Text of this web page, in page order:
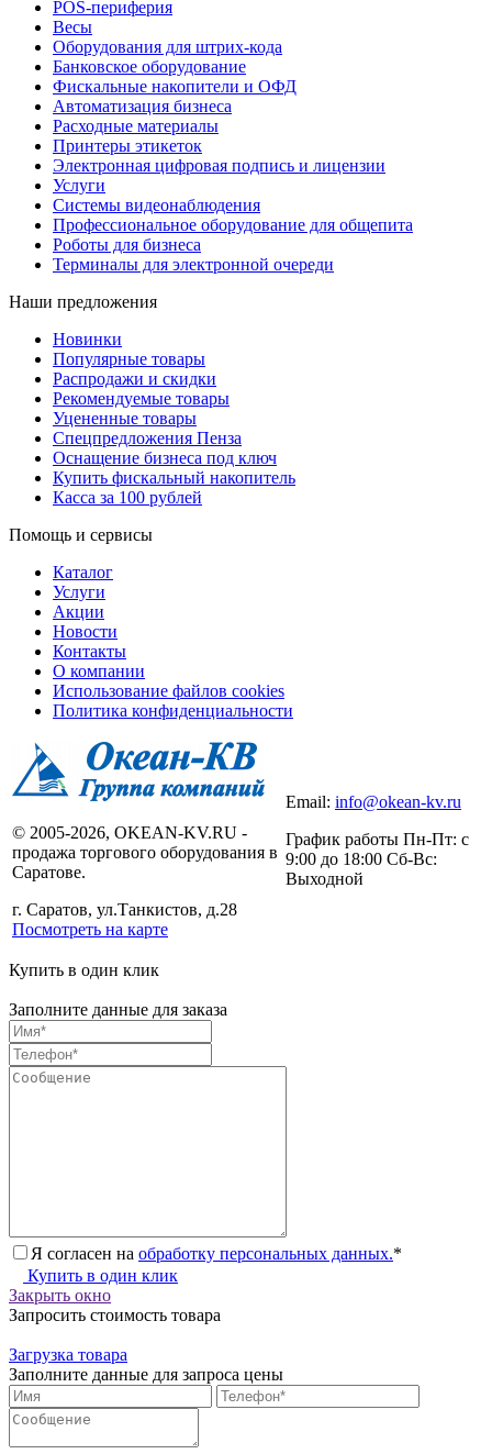
POS-периферия
Весы
Оборудования для штрих-кода
Банковское оборудование
Фискальные накопители и ОФД
Автоматизация бизнеса
Расходные материалы
Принтеры этикеток
Электронная цифровая подпись и лицензии
Услуги
Системы видеонаблюдения
Профессиональное оборудование для общепита
Роботы для бизнеса
Терминалы для электронной очереди
Наши предложения
Новинки
Популярные товары
Распродажи и скидки
Рекомендуемые товары
Уцененные товары
Спецпредложения Пенза
Оснащение бизнеса под ключ
Купить фискальный накопитель
Касса за 100 рублей
Помощь и сервисы
Каталог
Услуги
Акции
Новости
Контакты
О компании
Использование файлов cookies
Политика конфиденциальности
© 2005-2026, OKEAN-KV.RU -
продажа торгового оборудования в
Саратове.
г. Саратов, ул.Танкистов, д.28
Посмотреть на карте
Email: info@okean-kv.ru
График работы Пн-Пт: с
9:00 до 18:00 Сб-Вс:
Выходной
Купить в один клик
Заполните данные для заказа
Я согласен на обработку персональных данных.*
Купить в один клик
Закрыть окно
Запросить стоимость товара
Загрузка товара
Заполните данные для запроса цены